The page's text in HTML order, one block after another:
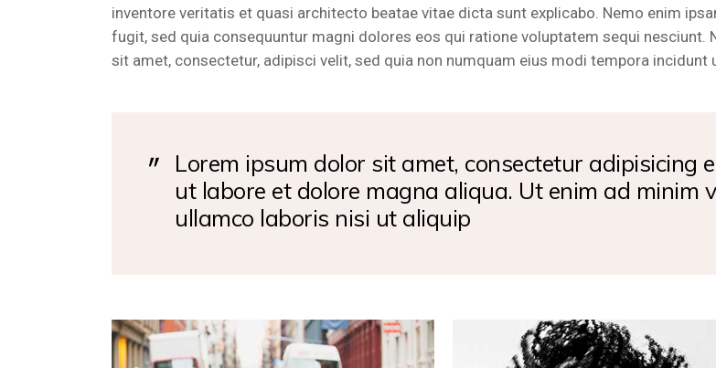
inventore veritatis et quasi architecto beatae vitae dicta sunt explicabo. Nemo enim
fugit, sed quia consequuntur magni dolores eos qui ratione voluptatem sequi
sit amet, consectetur, adipisci velit, sed quia non numquam eius modi tempora
Lorem ipsum dolor sit amet, consectetur adipisicing
ut labore et dolore magna aliqua. Ut enim ad minim
ullamco laboris nisi ut aliquip